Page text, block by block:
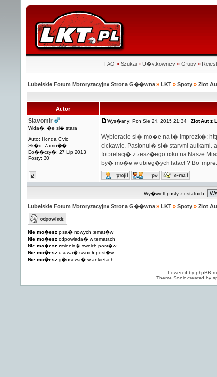
FAQ » Szukaj » U�ytkownicy » Grupy »
Lubelskie Forum Motoryzacyjne Strona G��wna » LKT » Spoty » Zlot
Autor
Slavomir
Wida�, �e si� stara
Auto: Honda Civic
Sk�d: Zamo��
Do��czy�: 27 Lip 2013
Posty: 30
Wys�any: Pon Sie 24, 2015 21:34 Zlot Aut z
Wybieracie si� mo�e na t� imprezk�:
ciekawie. Pasjonuj� si� starymi autkami,
fotorelacj� z zesz�ego roku na Nasze
by� mo�e w ubieg�ych latach? Bo
Wy�wietl posty z ostatnich:
Lubelskie Forum Motoryzacyjne Strona G��wna » LKT » Spoty » Zlot
Nie mo�esz pisa� nowych temat�w
Nie mo�esz odpowiada� w tematach
Nie mo�esz zmienia� swoich post�w
Nie mo�esz usuwa� swoich post�w
Nie mo�esz g�osowa� w ankietach
Powered by phpBB
Theme Sonic created by